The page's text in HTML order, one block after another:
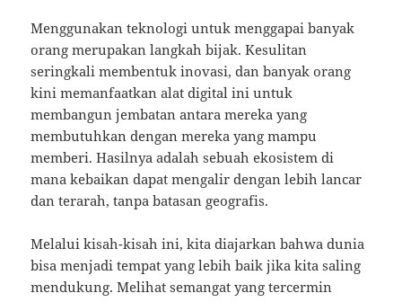
Menggunakan teknologi untuk menggapai banyak
orang merupakan langkah bijak. Kesulitan
seringkali membentuk inovasi, dan banyak orang
kini memanfaatkan alat digital ini untuk
membangun jembatan antara mereka yang
membutuhkan dengan mereka yang mampu
memberi. Hasilnya adalah sebuah ekosistem di
mana kebaikan dapat mengalir dengan lebih lancar
dan terarah, tanpa batasan geografis.
Melalui kisah-kisah ini, kita diajarkan bahwa dunia
bisa menjadi tempat yang lebih baik jika kita saling
mendukung. Melihat semangat yang tercermin